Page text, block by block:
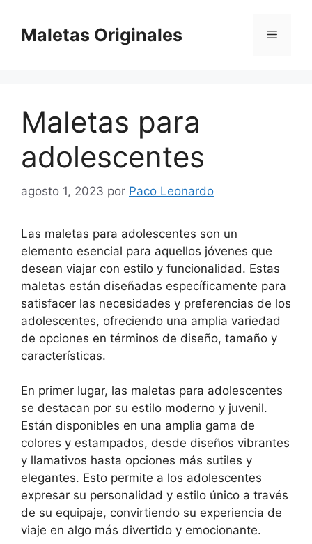
contenido
Maletas Originales Menú
Maletas para
adolescentes
agosto 1, 2023 por Paco Leonardo
Las maletas para adolescentes son un
elemento esencial para aquellos jóvenes que
desean viajar con estilo y funcionalidad. Estas
maletas están diseñadas específicamente para
satisfacer las necesidades y preferencias de los
adolescentes, ofreciendo una amplia variedad
de opciones en términos de diseño, tamaño y
características.
En primer lugar, las maletas para adolescentes
se destacan por su estilo moderno y juvenil.
Están disponibles en una amplia gama de
colores y estampados, desde diseños vibrantes
y llamativos hasta opciones más sutiles y
elegantes. Esto permite a los adolescentes
expresar su personalidad y estilo único a través
de su equipaje, convirtiendo su experiencia de
viaje en algo más divertido y emocionante.